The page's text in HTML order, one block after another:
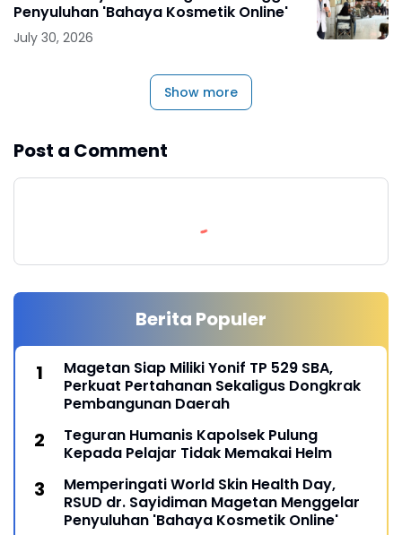
Penyuluhan 'Bahaya Kosmetik Online'
July 30, 2026
Show more
Post a Comment
Berita Populer
Magetan Siap Miliki Yonif TP 529 SBA,
Perkuat Pertahanan Sekaligus Dongkrak
Pembangunan Daerah
Teguran Humanis Kapolsek Pulung
Kepada Pelajar Tidak Memakai Helm
Memperingati World Skin Health Day,
RSUD dr. Sayidiman Magetan Menggelar
Penyuluhan 'Bahaya Kosmetik Online'